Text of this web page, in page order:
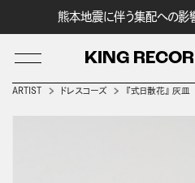
熊本地震に伴う集配への影
KING
ARTIST ドレスコーズ 『式日散花』 灰皿